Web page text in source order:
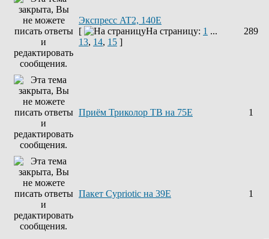
Экспресс AT2, 140E
[
На страницу: 1 ...
13, 14, 15 ]
289
Приём Триколор ТВ на 75Е 1
Пакет Cypriotic на 39Е 1